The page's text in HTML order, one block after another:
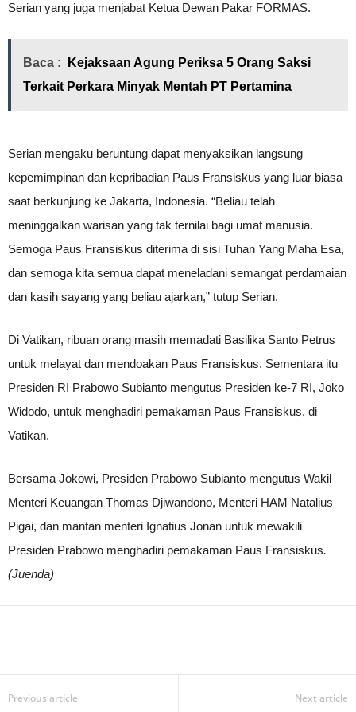
Serian yang juga menjabat Ketua Dewan Pakar FORMAS.
Baca :
Kejaksaan Agung Periksa 5 Orang Saksi
Terkait Perkara Minyak Mentah PT Pertamina
Serian mengaku beruntung dapat menyaksikan langsung
kepemimpinan dan kepribadian Paus Fransiskus yang luar biasa
saat berkunjung ke Jakarta, Indonesia. “Beliau telah
meninggalkan warisan yang tak ternilai bagi umat manusia.
Semoga Paus Fransiskus diterima di sisi Tuhan Yang Maha Esa,
dan semoga kita semua dapat meneladani semangat perdamaian
dan kasih sayang yang beliau ajarkan,” tutup Serian.
Di Vatikan, ribuan orang masih memadati Basilika Santo Petrus
untuk melayat dan mendoakan Paus Fransiskus. Sementara itu
Presiden RI Prabowo Subianto mengutus Presiden ke-7 RI, Joko
Widodo, untuk menghadiri pemakaman Paus Fransiskus, di
Vatikan.
Bersama Jokowi, Presiden Prabowo Subianto mengutus Wakil
Menteri Keuangan Thomas Djiwandono, Menteri HAM Natalius
Pigai, dan mantan menteri Ignatius Jonan untuk mewakili
Presiden Prabowo menghadiri pemakaman Paus Fransiskus.
(Juenda)
Previous article Next article